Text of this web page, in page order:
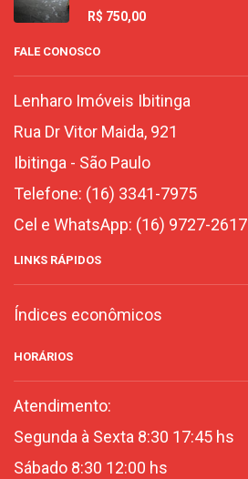
R$ 750,00
FALE CONOSCO
Lenharo Imóveis Ibitinga
Rua Dr Vitor Maida, 921
Ibitinga - São Paulo
Telefone: (16) 3341-7975
Cel e WhatsApp: (16) 9727-2617
LINKS RÁPIDOS
Índices econômicos
HORÁRIOS
Atendimento:
Segunda à Sexta 8:30 17:45 hs
Sábado 8:30 12:00 hs